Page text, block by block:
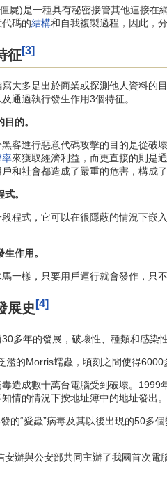
)是一種具有秘密接管其他連接在網
碼的結構和自我複製過程，因此，
征[3]
多是出於商業或探測他人資料的
通過執行發生作用3個特征。
的。
進行惡意代碼攻擊的目的是從破壞
率來獲取經濟利益，而更直接的則是
和社會都造成了嚴重的危害，構成
。
式，它可以在很隱蔽的情況下嵌入
作用。
樣，只要用戶運行就會發作，只不
展史[4]
年的發展，破壞性、種類和感染性
Morris蠕蟲，頃刻之間使得6000
成數十萬台電腦受到破壞。1999
情的情況下按地址簿中的地址發出。
“愛蟲”病毒及其以後出現的50多個
與公安部共同主辦了我國首次電